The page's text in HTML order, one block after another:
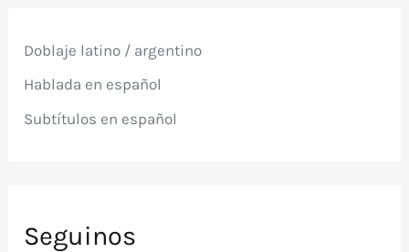
o
:
Doblaje latino / argentino
Hablada en español
Subtítulos en español
Seguinos